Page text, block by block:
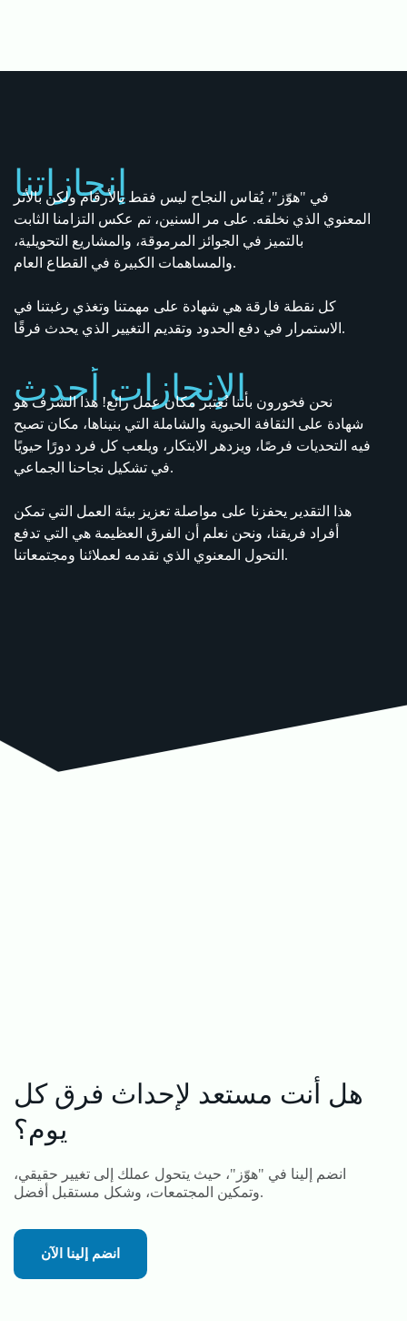
إنجازاتنا
في "هوّز"، يُقاس النجاح ليس فقط بالأرقام ولكن بالأثر
المعنوي الذي نخلقه. على مر السنين، تم عكس التزامنا الثابت
بالتميز في الجوائز المرموقة، والمشاريع التحويلية،
والمساهمات الكبيرة في القطاع العام.
كل نقطة فارقة هي شهادة على مهمتنا وتغذي رغبتنا في
الاستمرار في دفع الحدود وتقديم التغيير الذي يحدث فرقًا.
أحدث الإنجازات
نحن فخورون بأننا نُعتبر مكان عمل رائع! هذا الشرف هو
شهادة على الثقافة الحيوية والشاملة التي بنيناها، مكان تصبح
فيه التحديات فرصًا، ويزدهر الابتكار، ويلعب كل فرد دورًا حيويًا
في تشكيل نجاحنا الجماعي.
هذا التقدير يحفزنا على مواصلة تعزيز بيئة العمل التي تمكن
أفراد فريقنا، ونحن نعلم أن الفرق العظيمة هي التي تدفع
التحول المعنوي الذي نقدمه لعملائنا ومجتمعاتنا.
هل أنت مستعد لإحداث فرق كل
يوم؟
انضم إلينا في "هوّز"، حيث يتحول عملك إلى تغيير حقيقي،
وتمكين المجتمعات، وشكل مستقبل أفضل.
انضم إلينا الآن